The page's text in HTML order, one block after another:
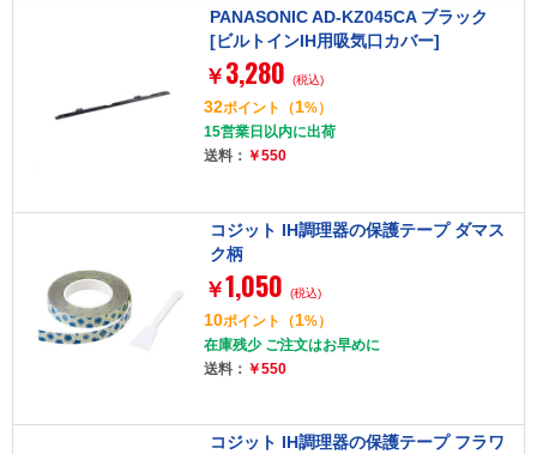
PANASONIC AD-KZ045CA ブラック
[ビルトインIH用吸気口カバー]
￥ 3,280 (税込)
32ポイント （1%）
15営業日以内に出荷
送料： ￥550
コジット IH調理器の保護テープ ダマス
ク柄
￥1,050 (税込)
10ポイント （1%）
在庫残少 ご注文はお早めに
送料： ￥550
コジット IH調理器の保護テープ フラワ